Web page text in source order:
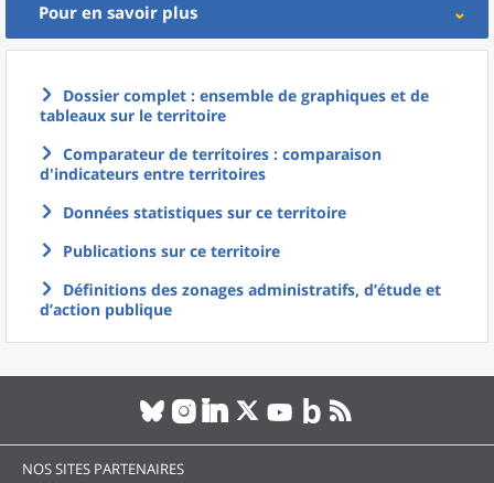
Pour en savoir plus
Dossier complet : ensemble de graphiques et de
tableaux sur le territoire
Comparateur de territoires : comparaison
d'indicateurs entre territoires
Données statistiques sur ce territoire
Publications sur ce territoire
Définitions des zonages administratifs, d’étude et
d’action publique
NOS SITES PARTENAIRES